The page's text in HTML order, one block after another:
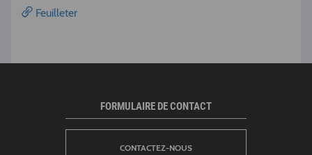
Feuilleter
FORMULAIRE DE CONTACT
CONTACTEZ-NOUS